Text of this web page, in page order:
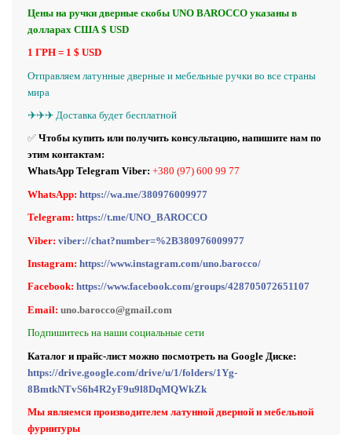
Цены на ручки дверные скобы UNO BAROCCO указаны в
долларах США $ USD
1 ГРН = 1 $ USD
Отправляем латунные дверные и мебельные ручки во все страны
мира
✈️✈️✈️ Доставка будет бесплатной
✅ Чтобы купить или получить консультацию, напишите нам по
этим контактам:
WhatsApp Telegram Viber: +380 (97) 600 99 77
WhatsApp: https://wa.me/380976009977
Telegram: https://t.me/UNO_BAROCCO
Viber: viber://chat?number=%2B380976009977
Instagram: https://www.instagram.com/uno.barocco/
Facebook: https://www.facebook.com/groups/428705072651107
Email: uno.barocco@gmail.com
Подпишитесь на наши социальные сети
Каталог и прайс-лист можно посмотреть на Google Диске:
https://drive.google.com/drive/u/1/folders/1Yg-
8BmtkNTvS6h4R2yF9u9l8DqMQWkZk
Мы являемся производителем латунной дверной и мебельной
фурнитуры